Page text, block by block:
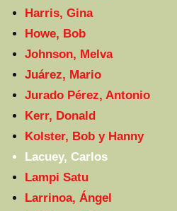
Harris, Gina
Howe, Bob
Johnson, Melva
Juárez, Mario
Jurado Pérez, Antonio
Kerr, Donald
Kolster, Bob y Hanny
Lacuey, Carlos
Lampi Satu
Larrinoa, Ángel